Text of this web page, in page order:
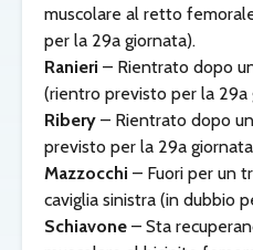
muscolare al retto
per la 29a giornata).
Ranieri – Rientrato dopo
(rientro previsto per la 29a
Ribery – Rientrato dopo
previsto per la 29a
Mazzocchi – Fuori per un
caviglia sinistra (in dubbio
Schiavone – Sta